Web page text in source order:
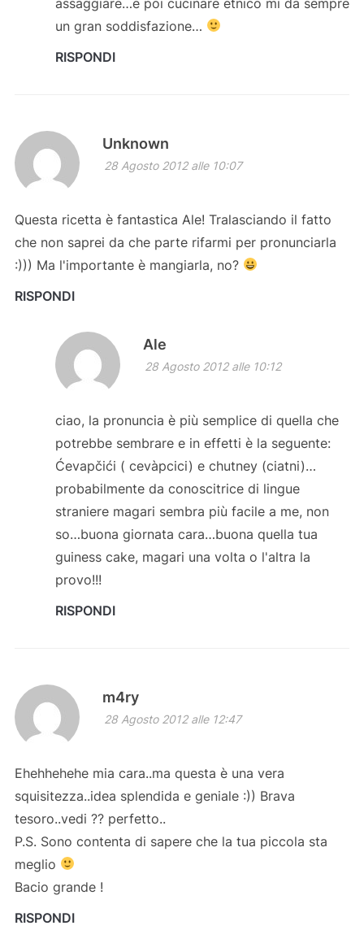
un gran soddisfazione…
RISPONDI
Unknown
28 Agosto 2012 alle 10:07
Questa ricetta è fantastica Ale! Tralasciando il fatto
che non saprei da che parte rifarmi per pronunciarla
:))) Ma l'importante è mangiarla, no?
RISPONDI
Ale
28 Agosto 2012 alle 10:12
ciao, la pronuncia è più semplice di quella che
potrebbe sembrare e in effetti è la seguente:
Ćevapčići ( cevàpcici) e chutney (ciatni)…
probabilmente da conoscitrice di lingue
straniere magari sembra più facile a me, non
so…buona giornata cara…buona quella tua
guiness cake, magari una volta o l'altra la
provo!!!
RISPONDI
m4ry
28 Agosto 2012 alle 12:47
Ehehhehehe mia cara..ma questa è una vera
squisitezza..idea splendida e geniale :)) Brava
tesoro..vedi ?? perfetto..
P.S. Sono contenta di sapere che la tua piccola sta
meglio
Bacio grande !
RISPONDI